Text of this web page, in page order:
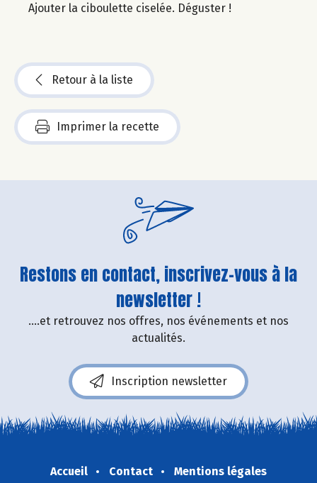
Ajouter la ciboulette ciselée. Déguster !
Retour à la liste
Imprimer la recette
Restons en contact, inscrivez-vous à la
newsletter !
....et retrouvez nos offres, nos événements et nos
actualités.
Inscription newsletter
Accueil Contact
Mentions légales